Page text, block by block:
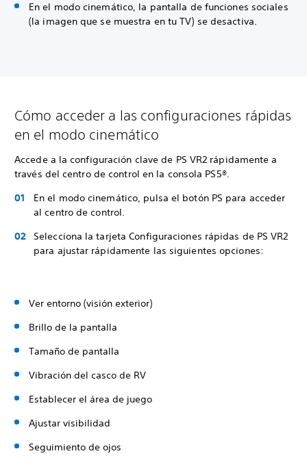
En el modo cinemático, la pantalla de funciones sociales
(la imagen que se muestra en tu TV) se desactiva.
Cómo acceder a las configuraciones rápidas
en el modo cinemático
Accede a la configuración clave de PS VR2 rápidamente a
través del centro de control en la consola PS5®.
En el modo cinemático, pulsa el botón PS para acceder
al centro de control.
Selecciona la tarjeta Configuraciones rápidas de PS VR2
para ajustar rápidamente las siguientes opciones:
Ver entorno (visión exterior)
Brillo de la pantalla
Tamaño de pantalla
Vibración del casco de RV
Establecer el área de juego
Ajustar visibilidad
Seguimiento de ojos